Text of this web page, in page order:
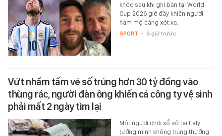
khóc sau khi ghi bàn tại World
Cup 2026 giờ đây khiến người
hâm mộ càng xót xa.
SPORT - 6 giờ trước
Vứt nhầm tấm vé số trúng hơn 30 tỷ đồng vào
thùng rác, người đàn ông khiến cả công ty vệ sinh
phải mất 2 ngày tìm lại
Một người chơi xổ số tại Italy
tưởng mình không trúng thưởng